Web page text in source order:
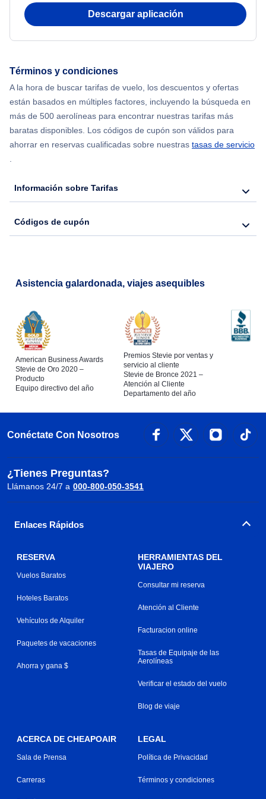
Flights from Shanghai to Nueva York
Flights from Nueva York to Hong Kong
Flights from Nueva York to Seúl
Descargar aplicación
Términos y condiciones
A la hora de buscar tarifas de vuelo, los descuentos y ofertas
están basados en múltiples factores, incluyendo la búsqueda en
más de 500 aerolíneas para encontrar nuestras tarifas más
baratas disponibles. Los códigos de cupón son válidos para
ahorrar en reservas cualificadas sobre nuestras tasas de servicio
.
Información sobre Tarifas
Códigos de cupón
Asistencia galardonada, viajes asequibles
American Business Awards
Stevie de Oro 2020 –
Producto
Equipo directivo del año
Premios Stevie por ventas y
servicio al cliente
Stevie de Bronce 2021 –
Atención al Cliente
Departamento del año
Conéctate Con Nosotros
¿Tienes Preguntas?
Llámanos 24/7 a 000-800-050-3541
Enlaces Rápidos
RESERVA
Vuelos Baratos
Hoteles Baratos
Vehículos de Alquiler
Paquetes de vacaciones
Ahorra y gana $
HERRAMIENTAS DEL
VIAJERO
Consultar mi reserva
Atención al Cliente
Facturacion online
Tasas de Equipaje de las
Aerolíneas
Verificar el estado del vuelo
Blog de viaje
ACERCA DE CHEAPOAIR
Sala de Prensa
Carreras
LEGAL
Política de Privacidad
Términos y condiciones